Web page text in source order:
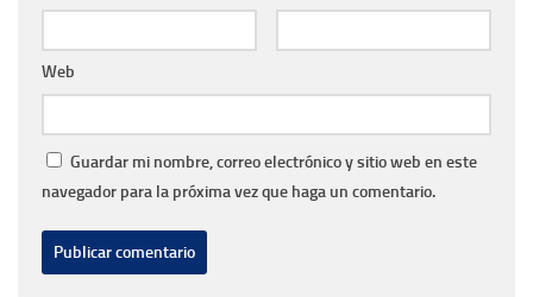
Web
Guardar mi nombre, correo electrónico y sitio web en este
navegador para la próxima vez que haga un comentario.